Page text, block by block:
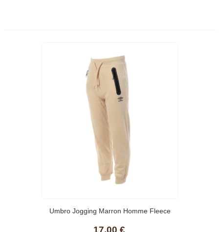
Umbro Jogging Marron Homme Fleece
17,00 €